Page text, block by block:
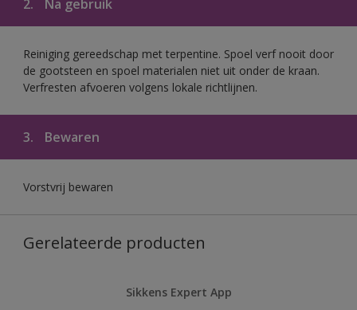
2. Na gebruik
Reiniging gereedschap met terpentine. Spoel verf nooit door
de gootsteen en spoel materialen niet uit onder de kraan.
Verfresten afvoeren volgens lokale richtlijnen.
3. Bewaren
Vorstvrij bewaren
Gerelateerde producten
Sikkens Expert App